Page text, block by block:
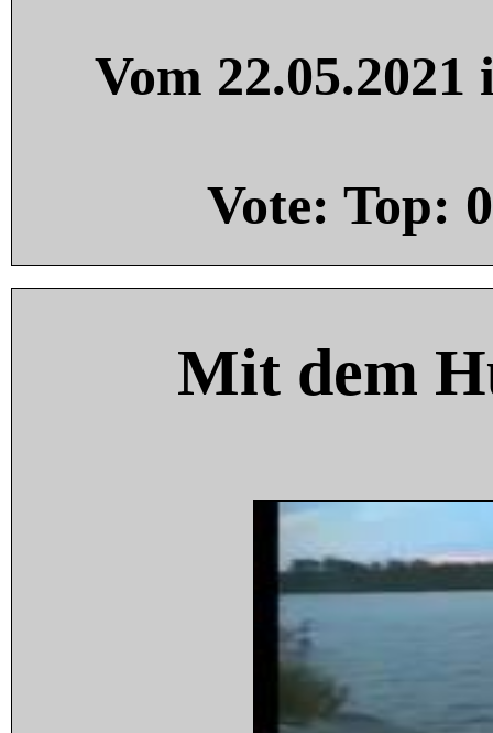
Vom
Vote: Top: 0
Mit dem